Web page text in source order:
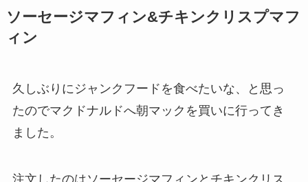
ソーセージマフィン&チキンクリスプマフ
ィン
久しぶりにジャンクフードを食べたいな、と思っ
たのでマクドナルドへ朝マックを買いに行ってき
ました。
注文したのはソーセージマフィンとチキンクリス